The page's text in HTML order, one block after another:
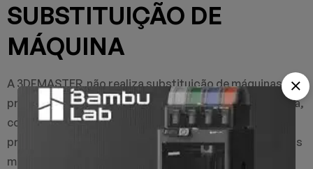
SUBSTITUIÇÃO DE
MÁQUINA
A 3DFMASTER não realiza substituição de máquinas, o
processo legal é de reparo do equipamento em garantia,
com todos os custos cobertos pela fabricante, num
prazo de até 30 dias. Essa política é válida para todos os
modelos de impressoras Bambu Lab adquiridos.